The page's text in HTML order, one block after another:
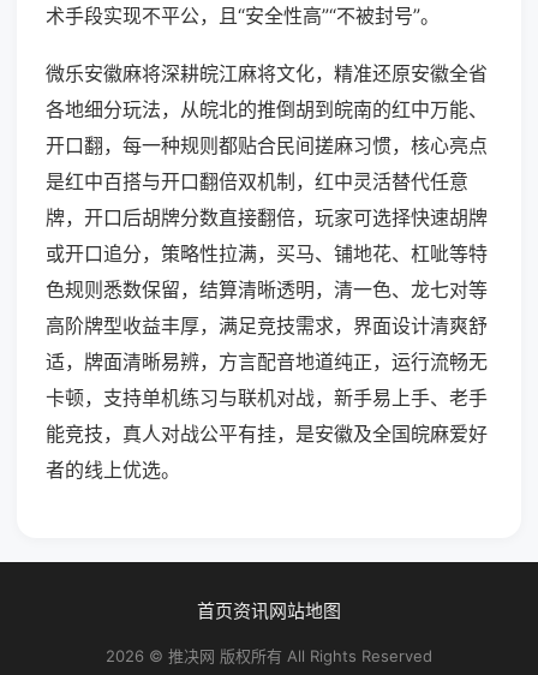
术手段实现不平公，且“安全性高”“不被封号”。
微乐安徽麻将深耕皖江麻将文化，精准还原安徽全省
各地细分玩法，从皖北的推倒胡到皖南的红中万能、
开口翻，每一种规则都贴合民间搓麻习惯，核心亮点
是红中百搭与开口翻倍双机制，红中灵活替代任意
牌，开口后胡牌分数直接翻倍，玩家可选择快速胡牌
或开口追分，策略性拉满，买马、铺地花、杠呲等特
色规则悉数保留，结算清晰透明，清一色、龙七对等
高阶牌型收益丰厚，满足竞技需求，界面设计清爽舒
适，牌面清晰易辨，方言配音地道纯正，运行流畅无
卡顿，支持单机练习与联机对战，新手易上手、老手
能竞技，真人对战公平有挂，是安徽及全国皖麻爱好
者的线上优选。
首页资讯网站地图
2026 © 推决网 版权所有 All Rights Reserved